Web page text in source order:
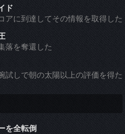
ド
アに到達してその情報を取得した
落を奪還した
試しで朝の太陽以上の評価を得た
を全転倒